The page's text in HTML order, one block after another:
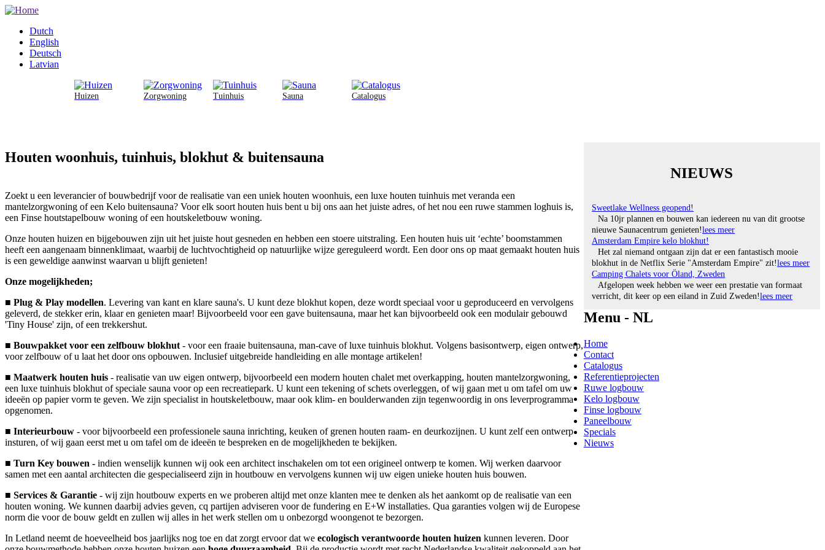
Overslaan
naar
inhoud
gaan
Dutch
English
Deutsch
Latvian
Huizen Zorgwoning Tuinhuis Sauna Catalogus
Houten woonhuis, tuinhuis, blokhut & buitensauna
Zoekt u een leverancier of bouwbedrijf voor de realisatie van een uniek houten woonhuis, een luxe houten tuinhuis met veranda een
mantelzorgwoning of een Kelo buitensauna? Voor elk soort houten huis bent u bij ons aan het juiste adres, of het nou een ruwe stammen loghuis is,
een Finse houtstapelbouw woning of een houtskeletbouw woning.
Onze houten huizen en bijgebouwen zijn uit het juiste hout gesneden en hebben een stoere uitstraling. Een houten huis uit ‘echte’ boomstammen
heeft een aangenaam binnenklimaat, waarbij de luchtvochtigheid op natuurlijke wijze gereguleerd wordt. Een door ons op maat gemaakt houten huis
is een geweldige aanwinst waarvan u blijft genieten!
Onze mogelijkheden;
■ Plug & Play modellen. Levering van kant en klare sauna's. U kunt deze blokhut kopen, deze wordt speciaal voor u geproduceerd en vervolgens
geleverd, de stekker erin, klaar en genieten maar! Bijvoorbeeld voor een gave buitensauna, maar het kan bijvoorbeeld ook een modulair gebouwd
'Tiny House' zijn, of een trekkershut.
■ Bouwpakket voor een zelfbouw blokhut - voor een fraaie buitensauna, man-cave of luxe tuinhuis blokhut. Volgens basisontwerp, eigen ontwerp,
voor zelfbouw of u laat het door ons opbouwen. Inclusief uitgebreide handleiding en alle montage artikelen!
■ Maatwerk houten huis - realisatie van uw eigen ontwerp, bijvoorbeeld een modern houten chalet met overkapping, houten mantelzorgwoning,
een luxe tuinhuis blokhut of speciale sauna voor op een recreatiepark. U kunt een tekening of schets overleggen, of wij gaan met u om tafel om uw
ideeën op papier vorm te geven. We zijn specialist in houtskeletbouw, maar ook klim- en boulderwanden zijn tegenwoordig in ons leverprogramma
opgenomen.
■ Interieurbouw - voor bijvoorbeeld een professionele sauna inrichting, keuken of grenen houten raam- en deurkozijnen. U kunt zelf een ontwerp
insturen, of wij gaan eerst met u om tafel om de ideeën te bespreken en de mogelijkheden te bekijken.
■ Turn Key bouwen - indien wenselijk kunnen wij ook een architect inschakelen om tot een origineel ontwerp te komen. Wij werken daarvoor
samen met een aantal architecten die gespecialiseerd zijn in houtbouw en vervolgens kunnen wij uw eigen unieke houten huis bouwen.
■ Services & Garantie - wij zijn houtbouw experts en we proberen altijd met onze klanten mee te denken als het aankomt op de realisatie van een
houten woning. We kunnen daarbij advies geven, cq partijen adviseren voor de fundering en E+W installaties. Qua garanties volgen wij de Europese
norm die voor de bouw geldt en zullen wij alles in het werk stellen om u onbezorgd woongenot te bezorgen.
In Letland neemt de hoeveelheid bos jaarlijks nog toe en dat zorgt ervoor dat we ecologisch verantwoorde houten huizen kunnen leveren. Door
NIEUWS
Sweetlake Wellness geopend!
Na 10jr plannen en bouwen kan iedereen nu van dit grootse
nieuwe Saunacentrum genieten!lees meer
Amsterdam Empire kelo blokhut!
Het zal niemand ontgaan zijn dat er een fantastisch mooie
blokhut in de Netflix Serie "Amsterdam Empire" zit!lees meer
Camping Chalets voor Öland, Zweden
Afgelopen week hebben we weer een prestatie van formaat
verricht, dit keer op een eiland in Zuid Zweden!lees meer
Menu - NL
Home
Contact
Catalogus
Referentieprojecten
Ruwe logbouw
Kelo logbouw
Finse logbouw
Paneelbouw
Specials
Nieuws